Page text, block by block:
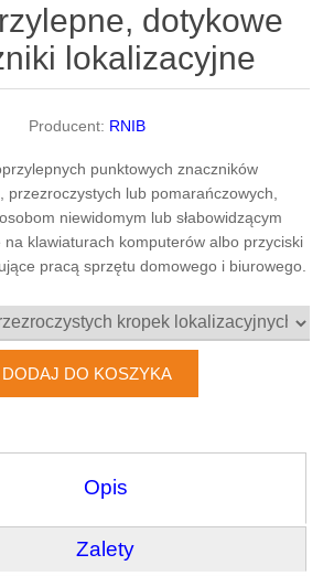
dotykowe
lokalizacyjne
Producent: RNIB
punktowych znaczników
przezroczystych lub pomarańczowych,
niewidomym lub słabowidzącym
na klawiaturach komputerów albo przyciski
pracą sprzętu domowego i biurowego.
Opis
Zalety